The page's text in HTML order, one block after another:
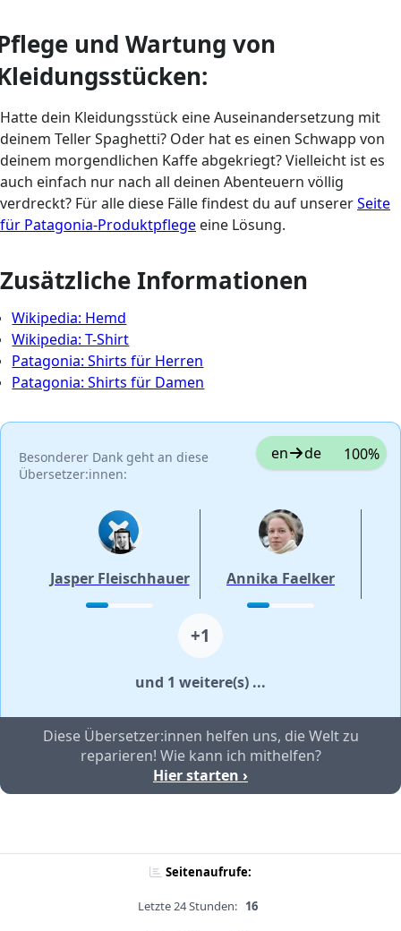
und Wartung von
Hatte dein Kleidungsstück eine Auseinandersetzung mit
deinem Teller Spaghetti? Oder hat es einen Schwapp von
deinem morgendlichen Kaffe abgekriegt? Vielleicht ist es
auch einfach nur nach all deinen Abenteuern völlig
verdreckt? Für alle diese Fälle findest du auf unsererSeite
für Patagonia-Produktpflege eine Lösung.
Zusätzliche Informationen
Wikipedia: Hemd
Wikipedia: T-Shirt
Patagonia: Shirts für Herren
Patagonia: Shirts für Damen
Besonderer Dank geht an diese
Übersetzer:innen:
en de 100%
Jasper Fleischhauer Annika Faelker
+1
und 1 weitere(s) ...
Diese Übersetzer:innen helfen uns, die Welt zu
reparieren! Wie kann ich mithelfen?
Hier starten ›
Seitenaufrufe:
Letzte 24 Stunden: 16